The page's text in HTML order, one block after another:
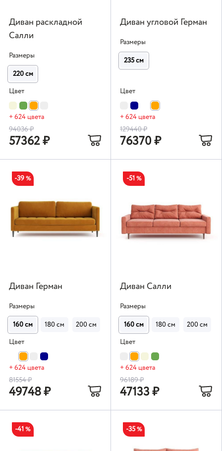
Диван раскладной
Салли
Размеры
220 см
Цвет
+ 624 цвета
94036₽
57362₽
Диван угловой Герман
Размеры
235 см
Цвет
+ 624 цвета
129440₽
76370₽
-39%
Диван Герман
Размеры
160 см
180 см 200 см
220 см
Цвет
+ 624 цвета
81554₽
49748₽
-51 %
Диван Салли
Размеры
160 см
180 см 200 см
Цвет
+ 624 цвета
96189₽
47133₽
-41% -35 %